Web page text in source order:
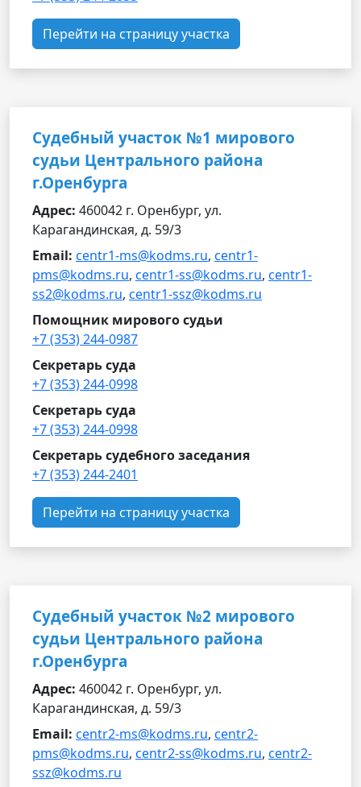
Перейти на страницу участка
Судебный участок №1 мирового
судьи Центрального района
г.Оренбурга
Адрес: 460042 г. Оренбург, ул.
Карагандинская, д. 59/3
Email: centr1-ms@kodms.ru, centr1-
pms@kodms.ru, centr1-ss@kodms.ru, centr1-
ss2@kodms.ru, centr1-ssz@kodms.ru
Помощник мирового судьи
+7 (353) 244-0987
Секретарь суда
+7 (353) 244-0998
Секретарь суда
+7 (353) 244-0998
Секретарь судебного заседания
+7 (353) 244-2401
Перейти на страницу участка
Судебный участок №2 мирового
судьи Центрального района
г.Оренбурга
Адрес: 460042 г. Оренбург, ул.
Карагандинская, д. 59/3
Email: centr2-ms@kodms.ru, centr2-
pms@kodms.ru, centr2-ss@kodms.ru, centr2-
ssz@kodms.ru